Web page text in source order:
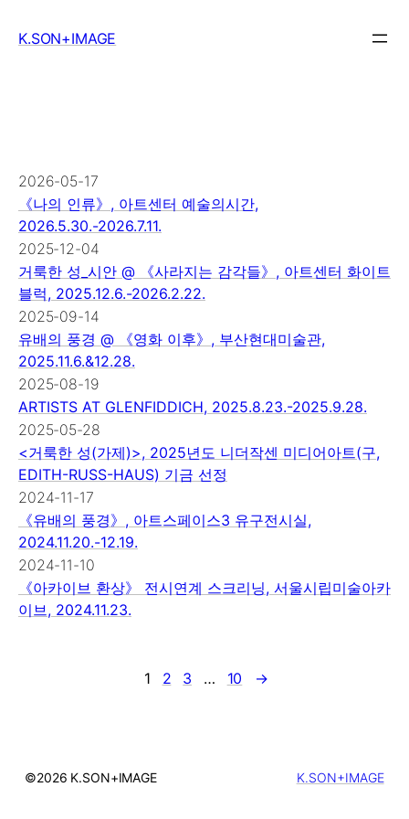
K.SON+IMAGE
2026-05-17
《나의 인류》, 아트센터 예술의시간,
2026.5.30.-2026.7.11.
2025-12-04
거룩한 성_시안 @ 《사라지는 감각들》, 아트센터 화이트
블럭, 2025.12.6.-2026.2.22.
2025-09-14
유배의 풍경 @ 《영화 이후》, 부산현대미술관,
2025.11.6.&12.28.
2025-08-19
ARTISTS AT GLENFIDDICH, 2025.8.23.-2025.9.28.
2025-05-28
<거룩한 성(가제)>, 2025년도 니더작센 미디어아트(구,
EDITH-RUSS-HAUS) 기금 선정
2024-11-17
《유배의 풍경》, 아트스페이스3 유구전시실,
2024.11.20.-12.19.
2024-11-10
《아카이브 환상》 전시연계 스크리닝, 서울시립미술아카
이브, 2024.11.23.
1 2 3 … 10 →
©2026 K.SON+IMAGE K.SON+IMAGE